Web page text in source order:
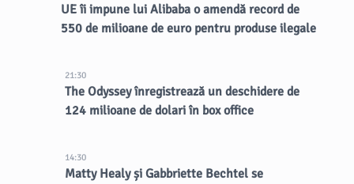
UE îi impune lui Alibaba o amendă record de
550 de milioane de euro pentru produse ilegale
21:30
The Odyssey înregistrează un deschidere de
124 milioane de dolari în box office
14:30
Matty Healy și Gabbriette Bechtel se